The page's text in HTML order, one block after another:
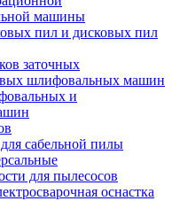
машины
пил и дисковых пил
заточных
шлифовальных машин
и
сабельной пилы
для пылесосов
оснастка